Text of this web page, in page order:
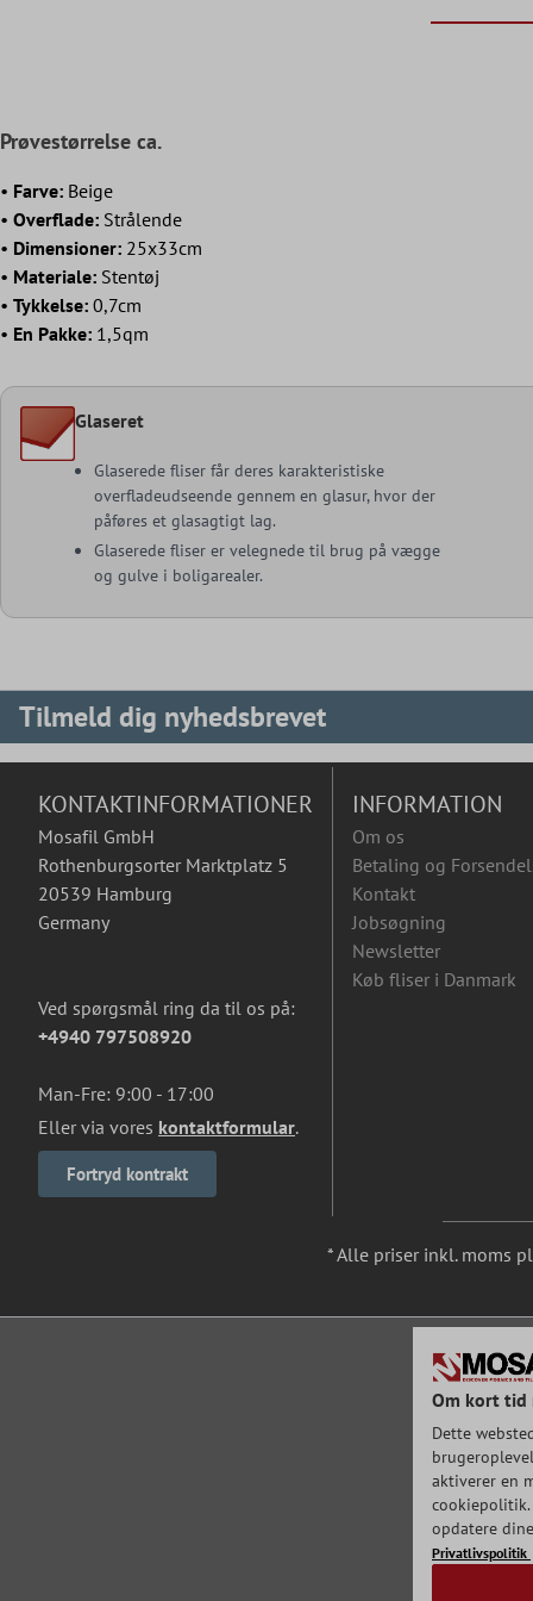
Prøvestørrelse ca.
• Farve: Beige
• Overflade: Strålende
• Dimensioner: 25x33cm
• Materiale: Stentøj
• Tykkelse: 0,7cm
• En Pakke: 1,5qm
Glaseret
Glaserede fliser får deres karakteristiske
overfladeudseende gennem en glasur, hvor der
påføres et glasagtigt lag.
Glaserede fliser er velegnede til brug på vægge
og gulve i boligarealer.
Tilmeld dig nyhedsbrevet
KONTAKTINFORMATIONER
Mosafil GmbH
Rothenburgsorter Marktplatz 5
20539 Hamburg
Germany
Ved spørgsmål ring da til os på:
+4940 797508920
Man-Fre: 9:00 - 17:00
Eller via vores kontaktformular.
Fortryd kontrakt
INFORMATION
Om os
Betaling og
Kontakt
Jobsøgning
Newsletter
Køb fliser i Danmark
* Alle priser inkl. moms
Om kort tid
Dette
aktiverer en
opdatere
Privatlivspolitik